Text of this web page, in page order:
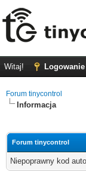
Witaj! Logowanie
Forum tinycontrol
Informacja
Forum tinycontrol
Niepoprawny kod